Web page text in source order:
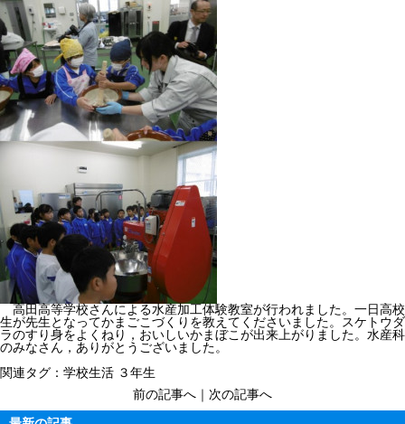
高田高等学校さんによる水産加工体験教室が行われました。一日高校
生が先生となってかまごこづくりを教えてくださいました。スケトウダ
ラのすり身をよくねり，おいしいかまぼこが出来上がりました。水産科
のみなさん，ありがとうございました。
関連タグ： 学校生活 ３年生
前の記事へ
次の記事へ